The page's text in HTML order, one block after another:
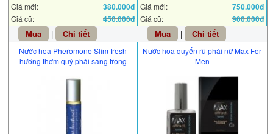
Giá mới: 380.000đ
Giá cũ: 450.000đ
Mua | Chi tiết
Giá mới: 750.000đ
Giá cũ: 900.000đ
Mua | Chi tiết
Nước hoa Pheromone Slim fresh
hương thơm quý phái sang trọng
Nước hoa quyến rũ phái nữ Max For
Men